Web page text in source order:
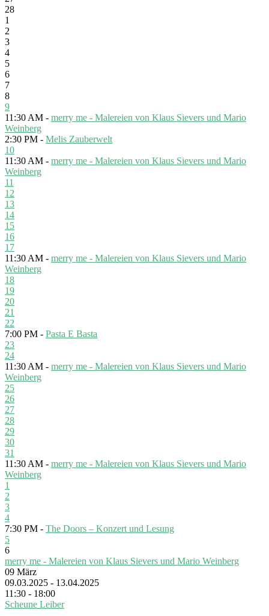
28
1
2
3
4
5
6
7
8
9
11:30 AM - merry me - Malereien von Klaus Sievers und Mario
Weinberg
2:30 PM - Melis Zauberwelt
10
11:30 AM - merry me - Malereien von Klaus Sievers und Mario
Weinberg
11
12
13
14
15
16
17
11:30 AM - merry me - Malereien von Klaus Sievers und Mario
Weinberg
18
19
20
21
22
7:00 PM - Pasta E Basta
23
24
11:30 AM - merry me - Malereien von Klaus Sievers und Mario
Weinberg
25
26
27
28
29
30
31
11:30 AM - merry me - Malereien von Klaus Sievers und Mario
Weinberg
1
2
3
4
7:30 PM - The Doors – Konzert und Lesung
5
6
merry me - Malereien von Klaus Sievers und Mario Weinberg
09 März
09.03.2025 - 13.04.2025
11:30 - 18:00
Scheune Leiber